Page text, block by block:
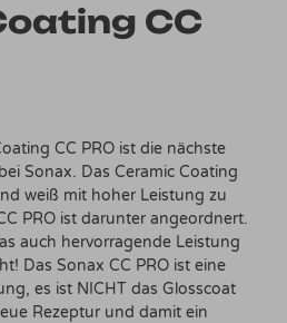
CC
CC PRO ist die nächste
Sonax. Das Ceramic Coating
weiß mit hoher Leistung zu
PRO ist darunter angeordnert.
auch hervorragende Leistung
Das Sonax CC PRO ist eine
es ist NICHT das Glosscoat
Rezeptur und damit ein